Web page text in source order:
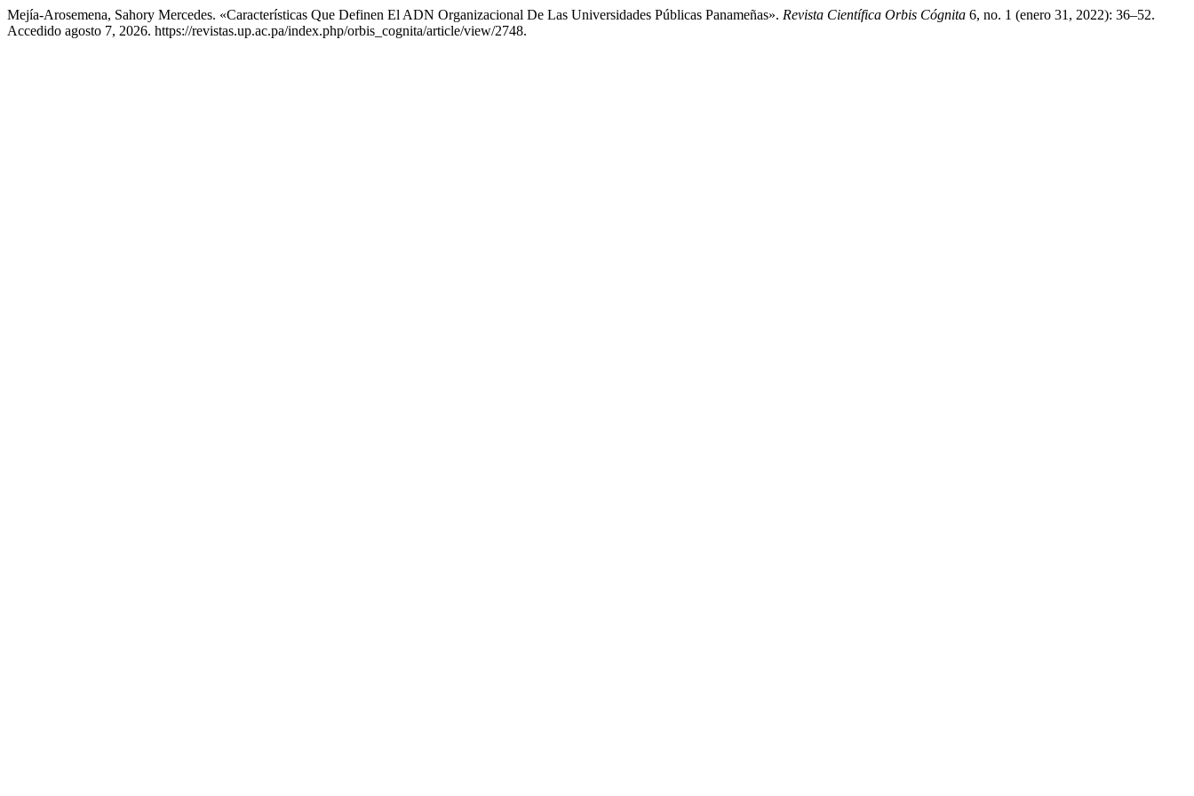
Mejía-Arosemena, Sahory Mercedes. «Características Que Definen El ADN Organizacional De Las Universidades Públicas Panameñas». Revista Científica Orbis Cógnita 6, no. 1 (enero 31, 2022): 36–52.
Accedido agosto 7, 2026. https://revistas.up.ac.pa/index.php/orbis_cognita/article/view/2748.